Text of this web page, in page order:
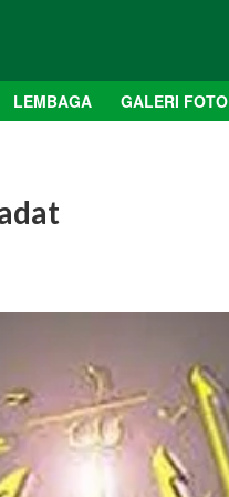
LEMBAGA GALERI FOTO